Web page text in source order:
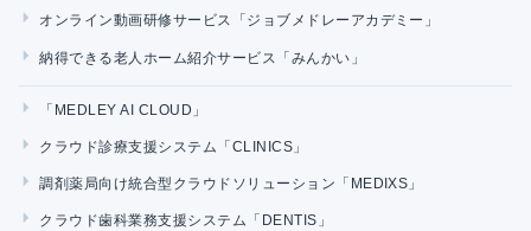
オンライン動画研修サービス「ジョブメドレーアカデミー」
納得できる老人ホーム紹介サービス「みんかい」
「MEDLEY AI CLOUD」
クラウド診療支援システム「CLINICS」
調剤薬局向け統合型クラウドソリューション「MEDIXS」
クラウド歯科業務支援システム「DENTIS」